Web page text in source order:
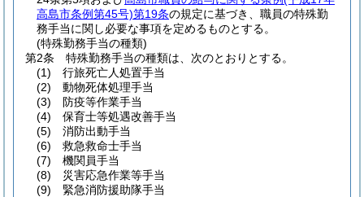
高島市条例第45号)第19条の規定に基づき、職員の特殊勤
務手当に関し必要な事項を定めるものとする。
(特殊勤務手当の種類)
第2条
特殊勤務手当の種類は、次のとおりとする。
(1)
行旅死亡人処置手当
(2)
動物死体処理手当
(3)
防疫等作業手当
(4)
保育士等処遇改善手当
(5)
消防出動手当
(6)
救急救命士手当
(7)
機関員手当
(8)
災害応急作業等手当
(9)
緊急消防援助隊手当